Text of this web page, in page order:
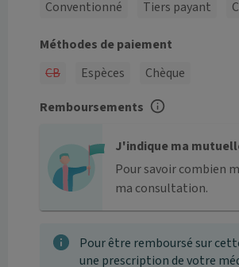
Conventionné Tiers payant
Méthodes de paiement
CB
Espèces
Chèque
Remboursements
J'indique ma
Pour savoir combien
ma consultation.
Pour être remboursé sur
une prescription de votre